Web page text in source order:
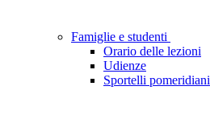
Famiglie e studenti
Orario delle lezioni
Udienze
Sportelli pomeridiani